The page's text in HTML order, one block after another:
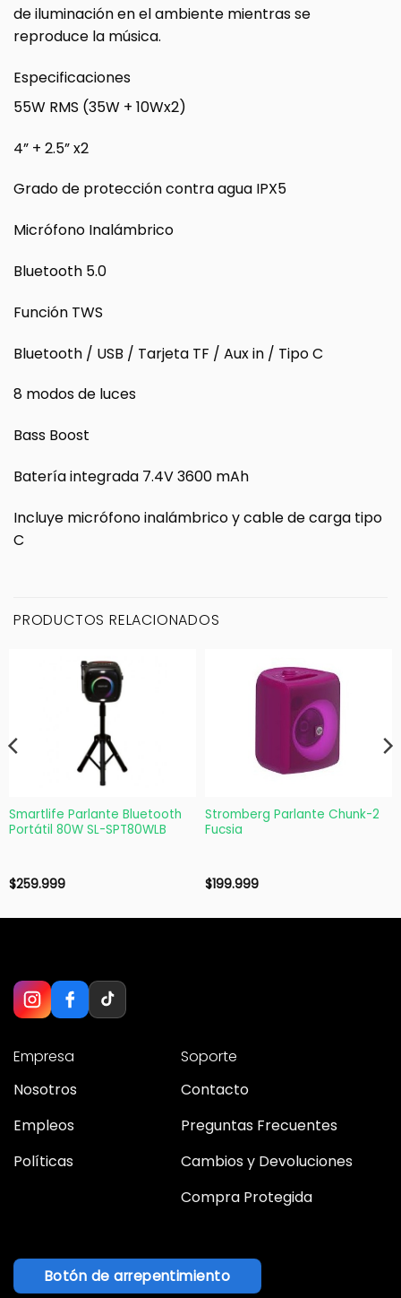
de iluminación en el ambiente mientras se
reproduce la música.
Especificaciones
55W RMS (35W + 10Wx2)
4” + 2.5” x2
Grado de protección contra agua IPX5
Micrófono Inalámbrico
Bluetooth 5.0
Función TWS
Bluetooth / USB / Tarjeta TF / Aux in / Tipo C
8 modos de luces
Bass Boost
Batería integrada 7.4V 3600 mAh
Incluye micrófono inalámbrico y cable de carga tipo
C
PRODUCTOS RELACIONADOS
Smartlife Parlante Bluetooth
Portátil 80W SL-SPT80WLB
$259.999
Stromberg Parlante Chunk-2
Fucsia
$199.999
Empresa
Nosotros
Empleos
Políticas
Soporte
Contacto
Preguntas Frecuentes
Cambios y Devoluciones
Compra Protegida
Botón de arrepentimiento